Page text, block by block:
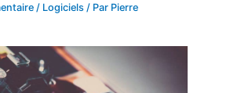
/ Logiciels / Par Pierre